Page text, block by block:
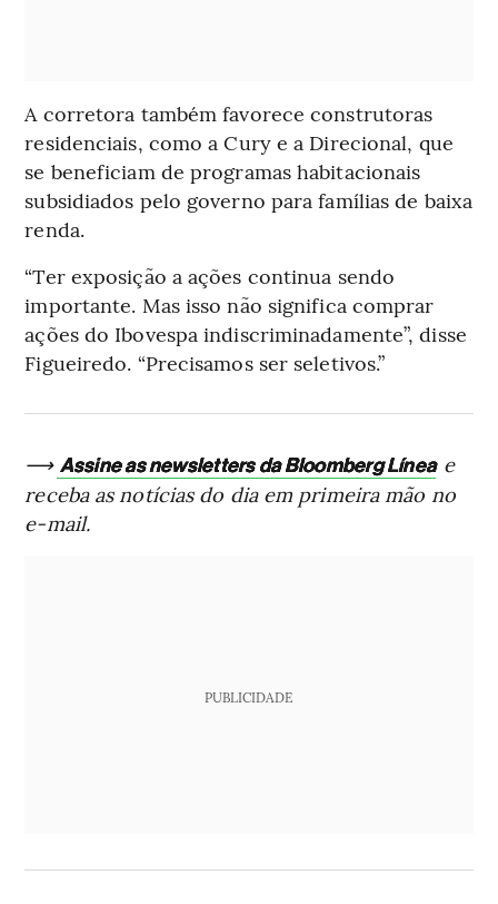
A corretora também favorece construtoras
residenciais, como a Cury e a Direcional, que
se beneficiam de programas habitacionais
subsidiados pelo governo para famílias de baixa
renda.
“Ter exposição a ações continua sendo
importante. Mas isso não significa comprar
ações do Ibovespa indiscriminadamente”, disse
Figueiredo. “Precisamos ser seletivos.”
⟶ Assine as newsletters da Bloomberg Línea e
receba as notícias do dia em primeira mão no
e-mail.
PUBLICIDADE